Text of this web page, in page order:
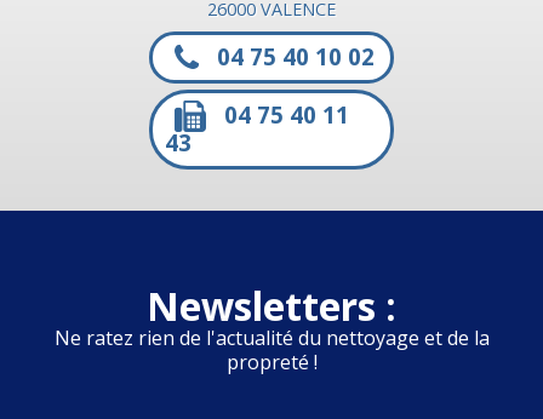
26000 VALENCE
04 75 40 10 02
04 75 40 11
43
Newsletters :
Ne ratez rien de l'actualité du nettoyage et de la
propreté !